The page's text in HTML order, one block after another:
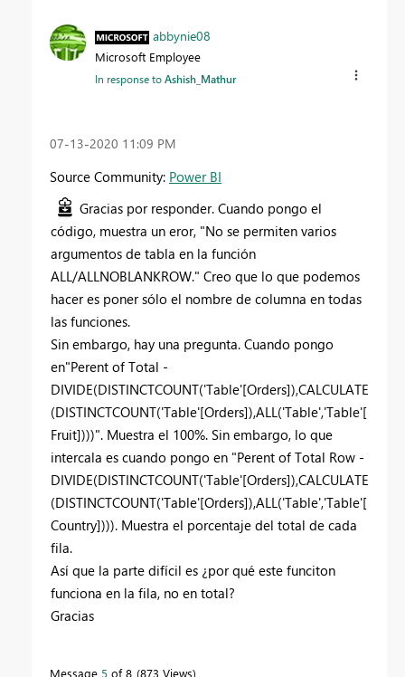
abbynie08
Microsoft Employee
In response toAshish_Mathur
‎07-13-2020 11:09 PM
Source Community: Power BI
Gracias por responder. Cuando pongo el
código, muestra un eror, "No se permiten varios
argumentos de tabla en la función
ALL/ALLNOBLANKROW." Creo que lo que podemos
hacer es poner sólo el nombre de columna en todas
las funciones.
Sin embargo, hay una pregunta. Cuando pongo
en"Perent of Total -
DIVIDE(DISTINCTCOUNT('Table'[Orders]),CALCULATE
(DISTINCTCOUNT('Table'[Orders]),ALL('Table','Table'[
Fruit])))". Muestra el 100%. Sin embargo, lo que
intercala es cuando pongo en "Perent of Total Row -
DIVIDE(DISTINCTCOUNT('Table'[Orders]),CALCULATE
(DISTINCTCOUNT('Table'[Orders]),ALL('Table','Table'[
Country]))). Muestra el porcentaje del total de cada
fila.
Así que la parte difícil es ¿por qué este funciton
funciona en la fila, no en total?
Gracias
Message 5 of 8 873 Views